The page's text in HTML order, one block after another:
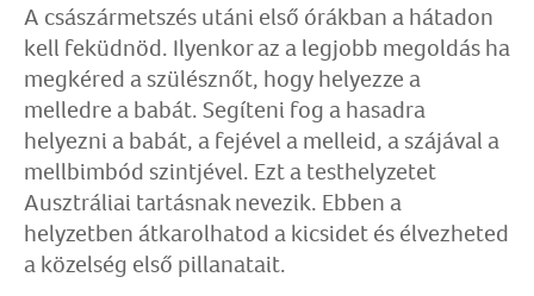
A császármetszés utáni első órákban a hátadon
kell feküdnöd. Ilyenkor az a legjobb megoldás ha
megkéred a szülésznőt, hogy helyezze a
melledre a babát. Segíteni fog a hasadra
helyezni a babát, a fejével a melleid, a szájával a
mellbimbód szintjével. Ezt a testhelyzetet
Ausztráliai tartásnak nevezik. Ebben a
helyzetben átkarolhatod a kicsidet és élvezheted
a közelség első pillanatait.